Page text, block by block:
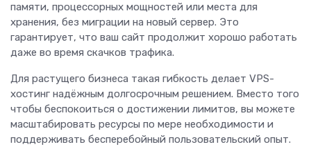
памяти, процессорных мощностей или места для
хранения, без миграции на новый сервер. Это
гарантирует, что ваш сайт продолжит хорошо работать
даже во время скачков трафика.
Для растущего бизнеса такая гибкость делает VPS-
хостинг надёжным долгосрочным решением. Вместо того
чтобы беспокоиться о достижении лимитов, вы можете
масштабировать ресурсы по мере необходимости и
поддерживать бесперебойный пользовательский опыт.